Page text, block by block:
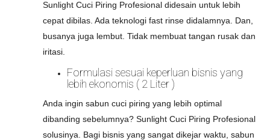
Sunlight Cuci Piring Profesional didesain untuk lebih
cepat dibilas. Ada teknologi fast rinse didalamnya. Dan,
busanya juga lembut. Tidak membuat tangan rusak dan
iritasi.
Formulasi sesuai keperluan bisnis yang
lebih ekonomis ( 2 Liter )
Anda ingin sabun cuci piring yang lebih optimal
dibanding sebelumnya? Sunlight Cuci Piring Profesional
solusinya. Bagi bisnis yang sangat dikejar waktu, sabun